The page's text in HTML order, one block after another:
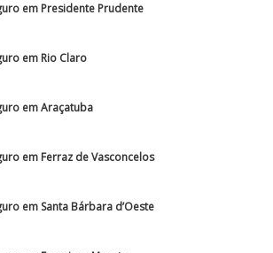
em Presidente Prudente
em Rio Claro
em Araçatuba
em Ferraz de Vasconcelos
em Santa Bárbara d’Oeste